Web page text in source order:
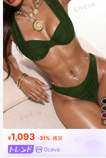
5
¥1,093 -31% 概算
Oceva